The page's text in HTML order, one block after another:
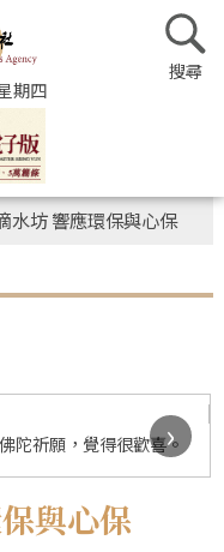
期四
水坊 響應環保與心保
陀祈願，覺得很歡喜。
›
與心保